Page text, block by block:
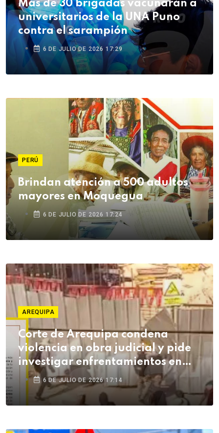
Más de 30 brigadas vacunarán a
universitarios de la UNA Puno
contra el sarampión
6 DE JULIO DE 2026 17:29
PERÚ
Brindan atención a 500 adultos
mayores en Moquegua
6 DE JULIO DE 2026 17:24
AREQUIPA
Corte de Arequipa condena
violencia en obra judicial y pide
investigar enfrentamientos en
Cerro Colorado
6 DE JULIO DE 2026 17:14